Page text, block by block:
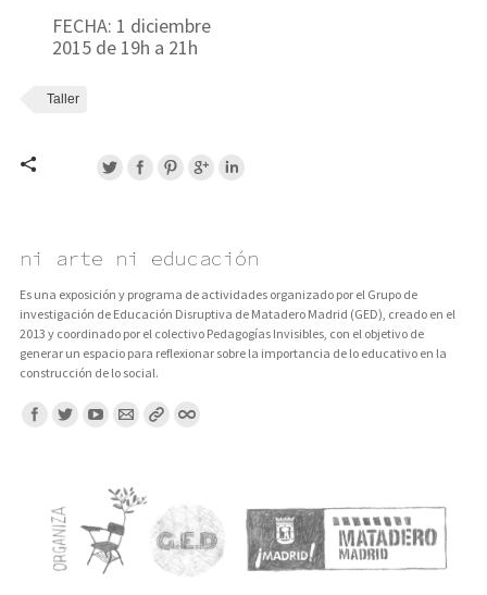
FECHA: 1 diciembre
2015 de 19h a 21h
Taller
ni arte ni educación
Es una exposición y programa de actividades organizado por el Grupo de
investigación de Educación Disruptiva de Matadero Madrid (GED), creado en el
2013 y coordinado por el colectivo Pedagogías Invisibles, con el objetivo de
generar un espacio para reflexionar sobre la importancia de lo educativo en la
construcción de lo social.
Encuentranos